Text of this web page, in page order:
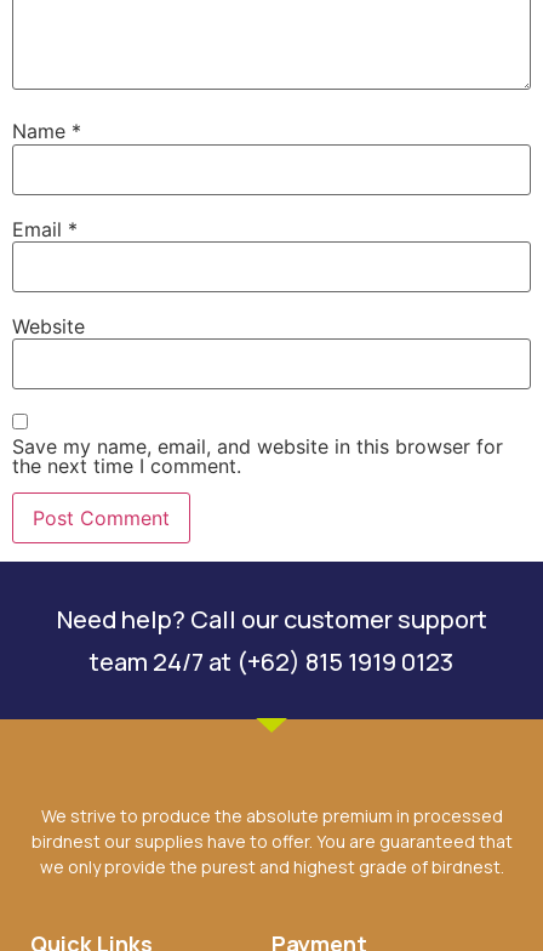
Name *
Email *
Website
Save my name, email, and website in this browser for
the next time I comment.
Need help? Call our customer support
team 24/7 at (+62) 815 1919 0123
We strive to produce the absolute premium in processed
birdnest our supplies have to offer. You are guaranteed that
we only provide the purest and highest grade of birdnest.
Quick Links Payment